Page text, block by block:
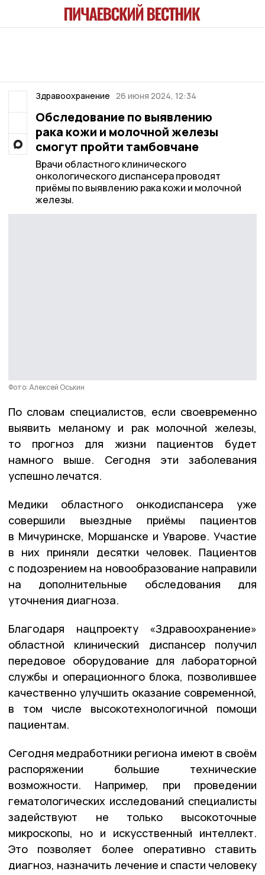
Здравоохранение 26 июня 2024, 12:34
Обследование по выявлению
рака кожи и молочной железы
смогут пройти тамбовчане
Врачи областного клинического
онкологического диспансера проводят
приёмы по выявлению рака кожи и молочной
железы.
Фото: Алексей Оськин
По словам специалистов, если своевременно
выявить меланому и рак молочной железы,
то прогноз для жизни пациентов будет
намного выше. Сегодня эти заболевания
успешно лечатся.
Медики областного онкодиспансера уже
совершили выездные приёмы пациентов
в Мичуринске, Моршанске и Уварове. Участие
в них приняли десятки человек. Пациентов
с подозрением на новообразование направили
на дополнительные обследования для
уточнения диагноза.
Благодаря нацпроекту «Здравоохранение»
областной клинический диспансер получил
передовое оборудование для лабораторной
службы и операционного блока, позволившее
качественно улучшить оказание современной,
в том числе высокотехнологичной помощи
пациентам.
Сегодня медработники региона имеют в своём
распоряжении большие технические
возможности. Например, при проведении
гематологических исследований специалисты
задействуют не только высокоточные
микроскопы, но и искусственный интеллект.
Это позволяет более оперативно ставить
диагноз, назначить лечение и спасти человеку